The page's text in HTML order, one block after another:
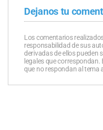
Dejanos tu
Los comentarios
responsabilidad de sus
derivadas de ellos pueden
legales que
que no respondan al tema